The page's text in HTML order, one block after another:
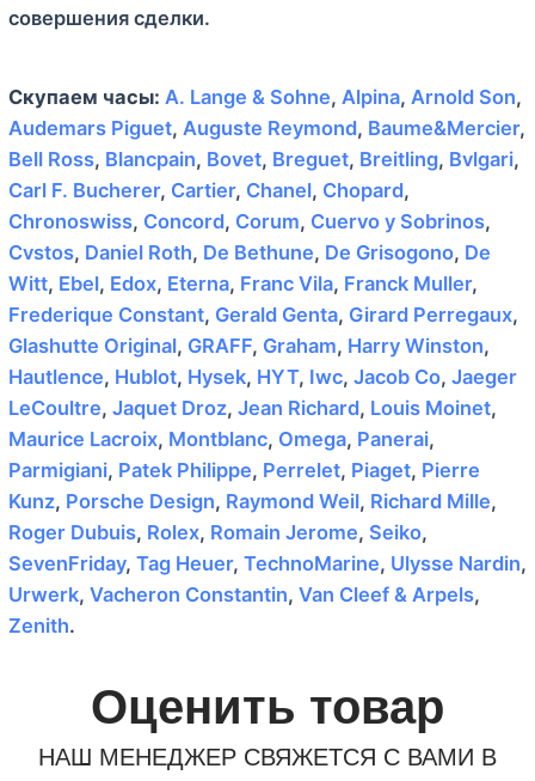
совершения сделки.
Скупаем часы: A. Lange & Sohne, Alpina, Arnold Son,
Audemars Piguet, Auguste Reymond, Baume&Mercier,
Bell Ross, Blancpain, Bovet, Breguet, Breitling, Bvlgari,
Carl F. Bucherer, Cartier, Chanel, Chopard,
Chronoswiss, Concord, Corum, Cuervo y Sobrinos,
Cvstos, Daniel Roth, De Bethune, De Grisogono, De
Witt, Ebel, Edox, Eterna, Franc Vila, Franck Muller,
Frederique Constant, Gerald Genta, Girard Perregaux,
Glashutte Original, GRAFF, Graham, Harry Winston,
Hautlence, Hublot, Hysek, HYT, Iwc, Jacob Co, Jaeger
LeCoultre, Jaquet Droz, Jean Richard, Louis Moinet,
Maurice Lacroix, Montblanc, Omega, Panerai,
Parmigiani, Patek Philippe, Perrelet, Piaget, Pierre
Kunz, Porsche Design, Raymond Weil, Richard Mille,
Roger Dubuis, Rolex, Romain Jerome, Seiko,
SevenFriday, Tag Heuer, TechnoMarine, Ulysse Nardin,
Urwerk, Vacheron Constantin, Van Cleef & Arpels,
Zenith.
Оценить товар
НАШ МЕНЕДЖЕР СВЯЖЕТСЯ С ВАМИ В